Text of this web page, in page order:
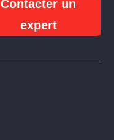
Contacter un
expert